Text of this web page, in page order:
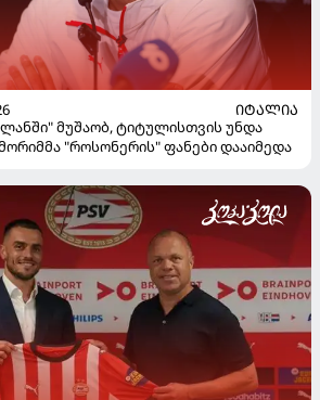
ᲘᲢᲐᲚᲘᲐ
მუშაობ, ტიტულისთვის უნდა
"როსონერის" ფანები დააიმედა